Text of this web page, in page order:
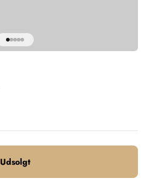
Gå til element 1
Gå til element 2
Gå til element 3
Gå til element 4
Gå til element 5
Udsolgt